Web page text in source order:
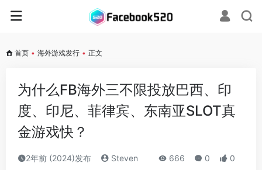
首页 • 海外游戏发行 • 正文
为什么FB海外三不限投放巴西、印
度、印尼、菲律宾、东南亚SLOT真
金游戏快？
2年前 (2024)发布 Steven 666 0 0